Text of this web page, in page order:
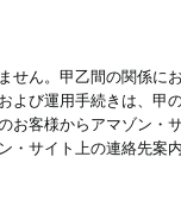
ん。甲乙間の関係に
び運用手続きは、甲
客様からアマゾン・
サイト上の連絡先案